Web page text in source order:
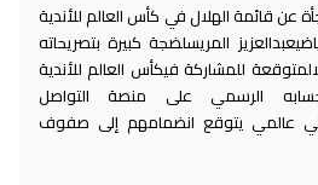
عن قائمة الهلال في كأس العالم للأندية
المريسلضجة كبيرة بتصريحاته
للمشاركة فيكأس العالم للأندية
الرسمي على منصة التواصل
عالمي يتوقع انضمامهم إلى صفوف